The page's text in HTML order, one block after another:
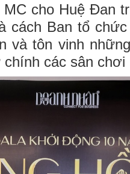
cho Huệ Đan
cách Ban tổ
và tôn vinh
các sân chơi